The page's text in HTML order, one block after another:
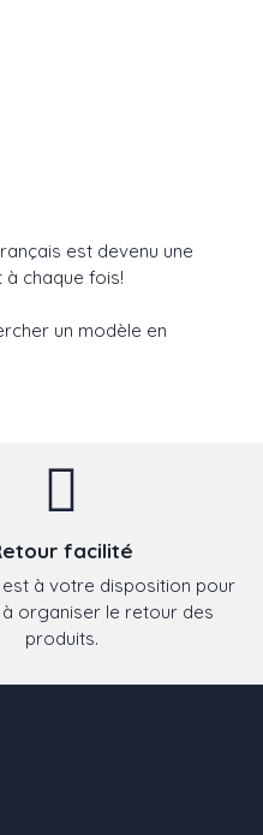
est devenu une
chaque fois!
un modèle en
facilité
à votre disposition pour
organiser le retour des
produits.